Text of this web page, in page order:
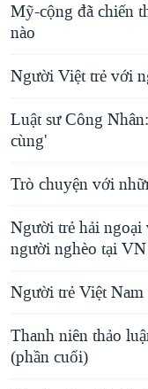
Mỹ-cộng đã chiến
nào
Người Việt trẻ với
Luật sư Công
cùng'
Trò chuyện với
Người trẻ hải
người nghèo tại VN
Người trẻ Việt
Thanh niên thảo
(phần cuối)